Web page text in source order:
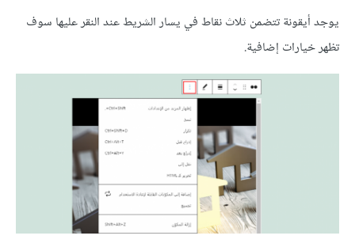
يوجد أيقونة تتضمن ثلاث نقاط في يسار الشريط عند النقر عليها سوف
تظهر خيارات إضافية.